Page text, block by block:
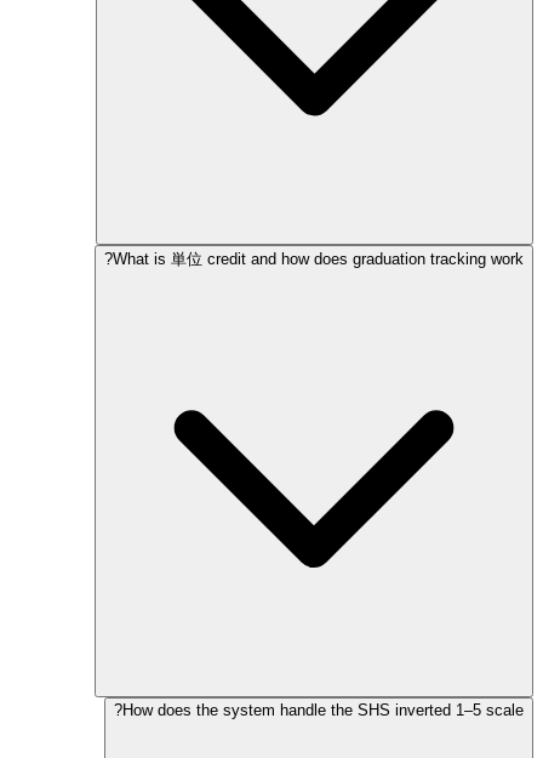
What is 単位 credit and how does graduation tracking work?
How does the system handle the SHS inverted 1–5 scale?